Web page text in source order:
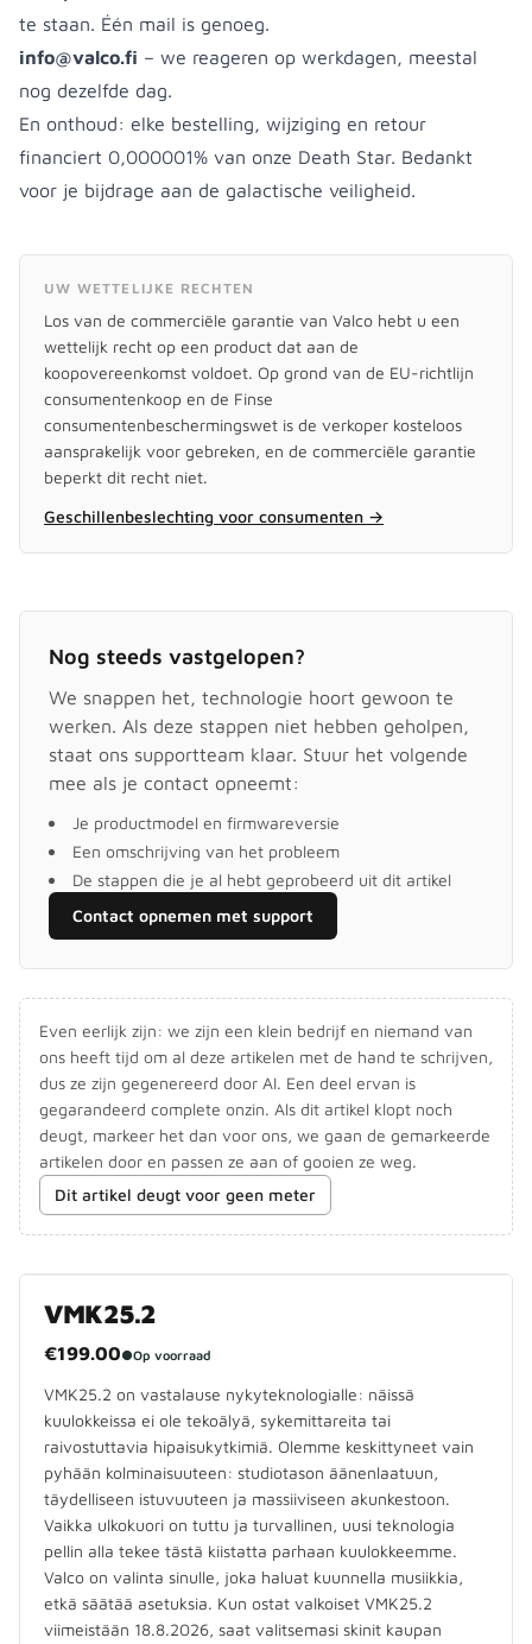
te staan. Één mail is genoeg.
info@valco.fi – we reageren op werkdagen, meestal
nog dezelfde dag.
En onthoud: elke bestelling, wijziging en retour
financiert 0,000001% van onze Death Star. Bedankt
voor je bijdrage aan de galactische veiligheid.
UW WETTELIJKE RECHTEN
Los van de commerciële garantie van Valco hebt u een
wettelijk recht op een product dat aan de
koopovereenkomst voldoet. Op grond van de EU-richtlijn
consumentenkoop en de Finse
consumentenbeschermingswet is de verkoper kosteloos
aansprakelijk voor gebreken, en de commerciële garantie
beperkt dit recht niet.
Geschillenbeslechting voor consumenten →
Nog steeds vastgelopen?
We snappen het, technologie hoort gewoon te
werken. Als deze stappen niet hebben geholpen,
staat ons supportteam klaar. Stuur het volgende
mee als je contact opneemt:
Je productmodel en firmwareversie
Een omschrijving van het probleem
De stappen die je al hebt geprobeerd uit dit artikel
Contact opnemen met support
Even eerlijk zijn: we zijn een klein bedrijf en niemand van
ons heeft tijd om al deze artikelen met de hand te schrijven,
dus ze zijn gegenereerd door AI. Een deel ervan is
gegarandeerd complete onzin. Als dit artikel klopt noch
deugt, markeer het dan voor ons, we gaan de gemarkeerde
artikelen door en passen ze aan of gooien ze weg.
Dit artikel deugt voor geen meter
VMK25.2
€199.00●Op voorraad
VMK25.2 on vastalause nykyteknologialle: näissä
kuulokkeissa ei ole tekoälyä, sykemittareita tai
raivostuttavia hipaisukytkimiä. Olemme keskittyneet vain
pyhään kolminaisuuteen: studiotason äänenlaatuun,
täydelliseen istuvuuteen ja massiiviseen akunkestoon.
Vaikka ulkokuori on tuttu ja turvallinen, uusi teknologia
pellin alla tekee tästä kiistatta parhaan kuulokkeemme.
Valco on valinta sinulle, joka haluat kuunnella musiikkia,
etkä säätää asetuksia. Kun ostat valkoiset VMK25.2
viimeistään 18.8.2026, saat valitsemasi skinit kaupan